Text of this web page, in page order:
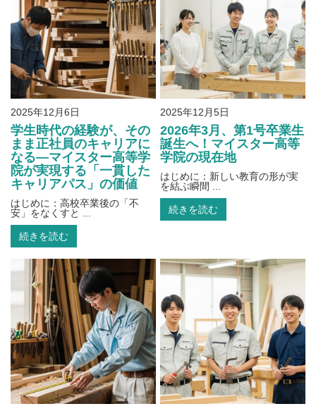
2025年12月6日
学生時代の経験が、その
まま正社員のキャリアに
なる―マイスター高等学
院が実現する「一貫した
キャリアパス」の価値
はじめに：高校卒業後の「不
安」をなくすと ...
続きを読む
2025年12月5日
2026年3月、第1号卒業生
誕生へ！マイスター高等
学院の現在地
はじめに：新しい教育の形が実
を結ぶ瞬間 ...
続きを読む